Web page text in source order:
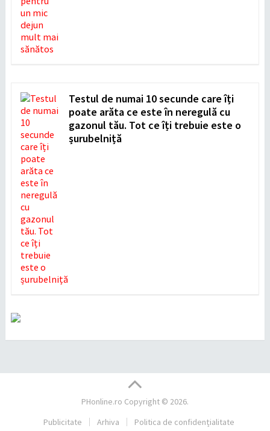
Testul de numai 10 secunde care îți
poate arăta ce este în neregulă cu
gazonul tău. Tot ce îți trebuie este o
șurubelniță
PHonline.ro Copyright © 2026.
Publicitate
Arhiva Politica de confidențialitate